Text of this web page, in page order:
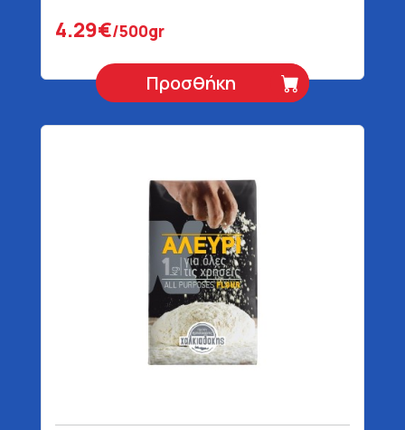
4.29€/500gr
Προσθήκη